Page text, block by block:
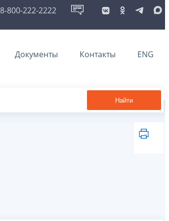
8-800-222-2222
Документы Контакты ENG
Найти